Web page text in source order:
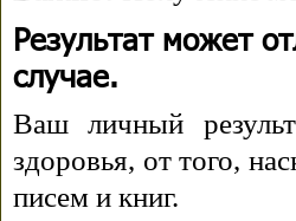
Результат может
случае.
Ваш личный
здоровья, от того,
писем и книг.